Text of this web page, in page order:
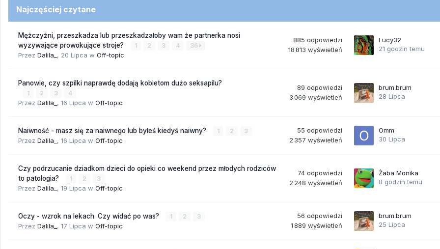
Najczęściej czytane
Mężczyźni, przeszkadza lub przeszkadzałoby wam że partnerka nosi
wyzywające prowokujące stroje?
1 2 3 4 36
Przez Dalila_ , 20 Lipca w Off-topic
885 odpowiedzi
18 813 wyświetleń
Lucy32
21 godzin temu
Panowie, czy szpilki naprawdę dodają kobietom dużo seksapilu?
1 2 3 4
Przez Dalila_ , 16 Lipca w Off-topic
89 odpowiedzi
3 069 wyświetleń
brum.brum
28 Lipca
Naiwność - masz się za naiwnego lub byłeś kiedyś naiwny? 1 2 3
Przez Dalila_ , 16 Lipca w Off-topic
55 odpowiedzi
2 357 wyświetleń
Omm
30 Lipca
Czy podrzucanie dziadkom dzieci do opieki co weekend przez młodych rodziców
to patologia?
1 2 3
Przez Dalila_ , 19 Lipca w Off-topic
74 odpowiedzi
2 248 wyświetleń
Żaba Monika
8 godzin temu
Oczy - wzrok na lekach. Czy widać po was? 1 2 3
Przez Dalila_ , 17 Lipca w Off-topic
56 odpowiedzi
1 889 wyświetleń
brum.brum
25 Lipca